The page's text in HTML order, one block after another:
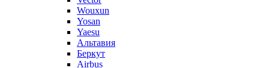
Wouxun
Yosan
Yaesu
Альтавия
Беркут
Airbus